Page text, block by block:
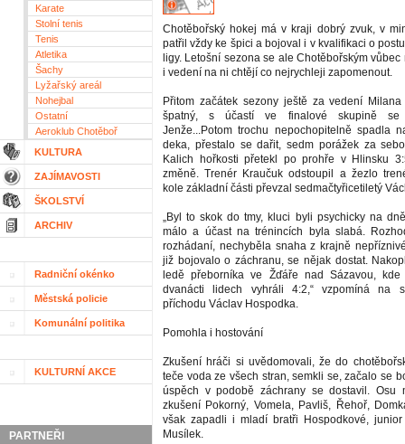
Karate
Stolní tenis
Tenis
Atletika
Šachy
Lyžařský areál
Nohejbal
Ostatní
Aeroklub Chotěboř
KULTURA
ZAJÍMAVOSTI
ŠKOLSTVÍ
ARCHIV
Radniční okénko
Městská policie
Komunální politika
KULTURNÍ AKCE
PARTNEŘI
Chotěbořský hokej má v kraji dobrý zvuk, v
patřil vždy ke špici a bojoval i v kvalifikaci o
ligy. Letošní sezona se ale Chotěbořským
i vedení na ni chtějí co nejrychleji zapomenout.
Přitom začátek sezony ještě za vedení
špatný, s účastí ve finalové skupině se
Jenže...Potom trochu nepochopitelně spadla
deka, přestalo se dařit, sedm porážek za
Kalich hořkosti přetekl po prohře v Hlinsku
změně. Trenér Kraučuk odstoupil a žezlo
kole základní části převzal sedmačtyřicetiletý
„Byl to skok do tmy, kluci byli psychicky na
málo a účast na trénincích byla slabá.
rozhádaní, nechyběla snaha z krajně
již bojovalo o záchranu, se nějak dostat.
ledě přeborníka ve Žďáře nad Sázavou,
dvanácti lidech vyhráli 4:2,“ vzpomíná na
příchodu Václav Hospodka.
Pomohla i hostování
Zkušení hráči si uvědomovali, že do
teče voda ze všech stran, semkli se, začalo se
úspěch v podobě záchrany se dostavil. Osu
zkušení Pokorný, Vomela, Pavliš, Řehoř,
však zapadli i mladí bratři Hospodkové,
Musílek.